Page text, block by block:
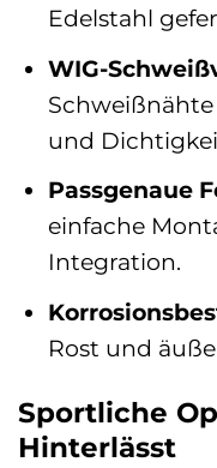
Edelstahl
WIG-
und
Passgenaue
einfache
Integration.
Rost und
Sportliche
Hinterlässt